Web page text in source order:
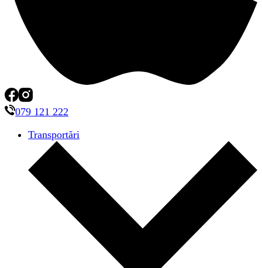
079 121 222
Transportări